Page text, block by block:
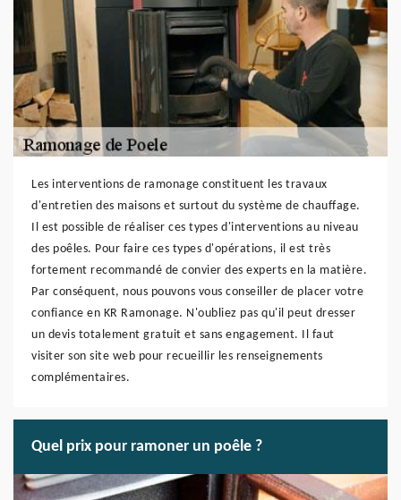
Les interventions de ramonage constituent les travaux
d'entretien des maisons et surtout du système de chauffage.
Il est possible de réaliser ces types d'interventions au niveau
des poêles. Pour faire ces types d'opérations, il est très
fortement recommandé de convier des experts en la matière.
Par conséquent, nous pouvons vous conseiller de placer votre
confiance en KR Ramonage. N'oubliez pas qu'il peut dresser
un devis totalement gratuit et sans engagement. Il faut
visiter son site web pour recueillir les renseignements
complémentaires.
Quel prix pour ramoner un poêle ?